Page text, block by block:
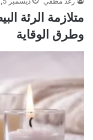
متلازمة الرئة
وطرق الوقاية